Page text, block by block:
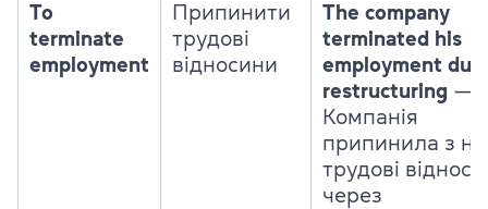
To
terminate
employment
Припинити
трудові
відносини
The company
terminated his
employment
restructuring —
Компанія
припинила з
трудові
через